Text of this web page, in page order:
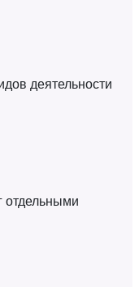
деятельности
отдельными